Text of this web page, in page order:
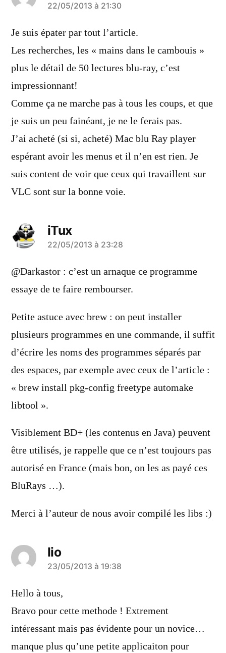
a
dit :
22/05/2013 à 21:30
Je suis épater par tout l’article.
Les recherches, les « mains dans le cambouis »
plus le détail de 50 lectures blu-ray, c’est
impressionnant!
Comme ça ne marche pas à tous les coups, et que
je suis un peu fainéant, je ne le ferais pas.
J’ai acheté (si si, acheté) Mac blu Ray player
espérant avoir les menus et il n’en est rien. Je
suis content de voir que ceux qui travaillent sur
VLC sont sur la bonne voie.
iTux
a
dit :
22/05/2013 à 23:28
@Darkastor : c’est un arnaque ce programme
essaye de te faire rembourser.
Petite astuce avec brew : on peut installer
plusieurs programmes en une commande, il suffit
d’écrire les noms des programmes séparés par
des espaces, par exemple avec ceux de l’article :
« brew install pkg-config freetype automake
libtool ».
Visiblement BD+ (les contenus en Java) peuvent
être utilisés, je rappelle que ce n’est toujours pas
autorisé en France (mais bon, on les as payé ces
BluRays …).
Merci à l’auteur de nous avoir compilé les libs :)
lio
a
dit :
23/05/2013 à 19:38
Hello à tous,
Bravo pour cette methode ! Extrement
intéressant mais pas évidente pour un novice…
manque plus qu’une petite applicaiton pour